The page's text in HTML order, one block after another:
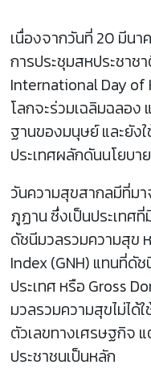
เนื่องจากวันที่ 20 มีน
การประชุมสหประชาช
International Day of
โลกจะร่วมเฉลิมฉลอง
ฐานของมนุษย์ และยังใ
ประเทศผลักดันนโยบา
วันความสุขสากลมีที่ม
ภูฏาน ซึ่งเป็นประเทศ
ดัชนีมวลรวมความสุข
Index (GNH) แทนที่
ประเทศ หรือ Gross
มวลรวมความสุขไม่ไ
ตัวเลขทางเศรษฐกิจ
ประชาชนเป็นหลัก